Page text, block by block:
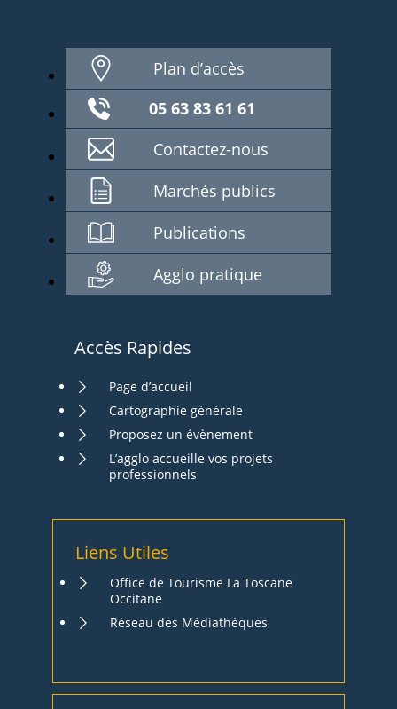
Plan d’accès
05 63 83 61 61
Contactez-nous
Marchés publics
Publications
Agglo pratique
Accès Rapides
Page d’accueil
Cartographie générale
Proposez un évènement
L’agglo accueille vos projets
professionnels
Liens Utiles
Office de Tourisme La Toscane
Occitane
Réseau des Médiathèques